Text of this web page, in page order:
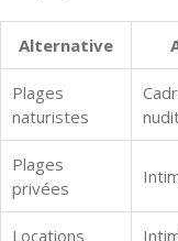
Alternative
Plages
naturistes
Plages
privées
Locations